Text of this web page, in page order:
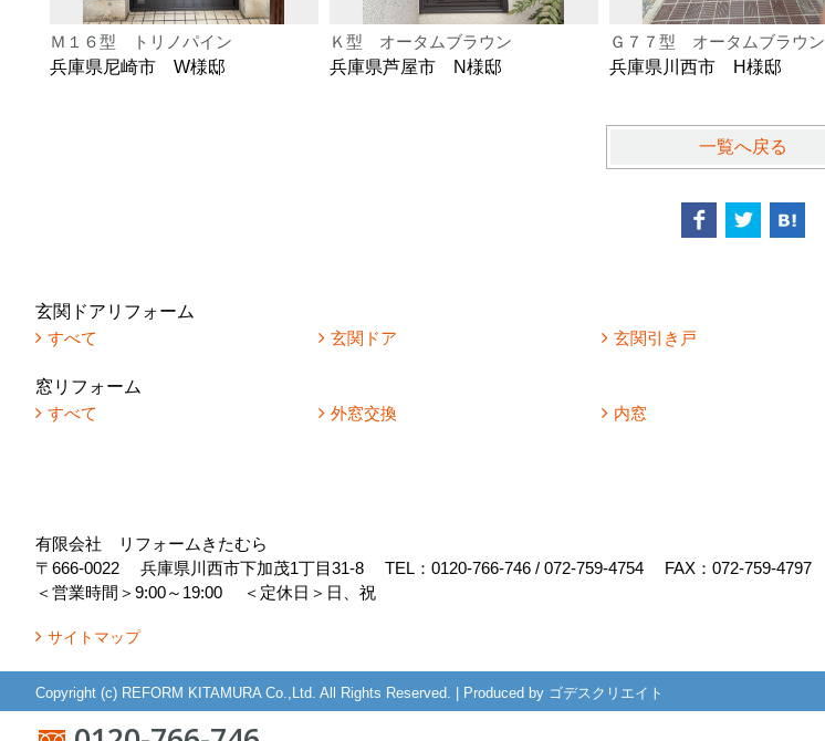
Ｍ１６型 トリノパイン
兵庫県尼崎市 W様邸
Ｋ型 オータムブラウン
兵庫県芦屋市 N様邸
Ｇ７７型 オータムブラウン
兵庫県川西市 H様邸
一覧へ戻る
玄関ドアリフォーム
すべて
玄関ドア 玄関引き戸
窓リフォーム
すべて
外窓交換 内窓
有限会社 リフォームきたむら
〒666-0022
兵庫県川西市下加茂1丁目31-8 TEL： 0120-766-746 / 072-759-4754
FAX：072-759-4797
＜営業時間＞9:00～19:00
＜定休日＞日、祝
サイトマップ
Copyright (c) REFORM KITAMURA Co.,Ltd. All Rights Reserved. Produced by ゴデスクリエイト